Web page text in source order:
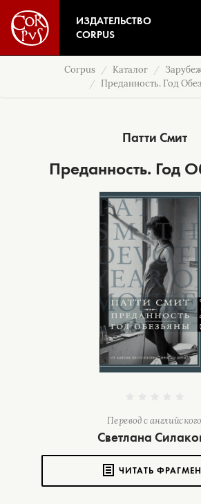
ИЗДАТЕЛЬСТВО
CORPUS
Corpus Каталог
Преданность. Год
Патти Смит
Преданность. Год
Перевод с английского
Светлана
ЧИТАТЬ